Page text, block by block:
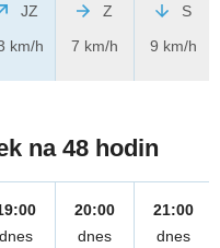
JZ
km/h
Z
7 km/h
S
9 km/h
na 48 hodin
dnes
20:00
dnes
21:00
dnes